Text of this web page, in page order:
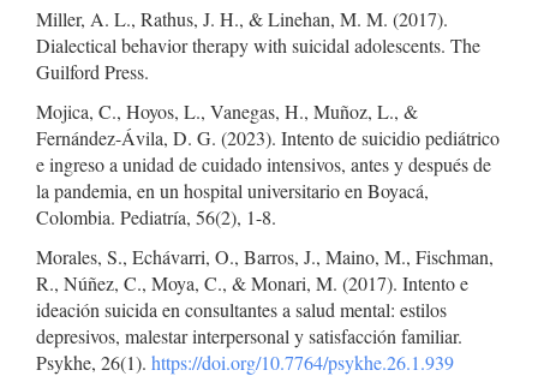
Miller, A. L., Rathus, J. H., & Linehan, M. M. (2017).
Dialectical behavior therapy with suicidal adolescents. The
Guilford Press.
Mojica, C., Hoyos, L., Vanegas, H., Muñoz, L., &
Fernández-Ávila, D. G. (2023). Intento de suicidio pediátrico
e ingreso a unidad de cuidado intensivos, antes y después de
la pandemia, en un hospital universitario en Boyacá,
Colombia. Pediatría, 56(2), 1-8.
Morales, S., Echávarri, O., Barros, J., Maino, M., Fischman,
R., Núñez, C., Moya, C., & Monari, M. (2017). Intento e
ideación suicida en consultantes a salud mental: estilos
depresivos, malestar interpersonal y satisfacción familiar.
Psykhe, 26(1). https://doi.org/10.7764/psykhe.26.1.939